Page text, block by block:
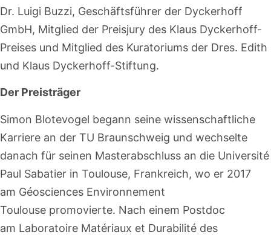
Dr. Luigi Buzzi, Geschäftsführer der Dyckerhoff
GmbH, Mitglied der Preisjury des Klaus Dyckerhoff-
Preises und Mitglied des Kuratoriums der Dres. Edith
und Klaus Dyckerhoff-Stiftung.
Der Preisträger
Simon Blotevogel begann seine wissenschaftliche
Karriere an der TU Braunschweig und wechselte
danach für seinen Masterabschluss an die Université
Paul Sabatier in Toulouse, Frankreich, wo er 2017
am Géosciences Environnement
Toulouse promovierte. Nach einem Postdoc
am Laboratoire Matériaux et Durabilité des